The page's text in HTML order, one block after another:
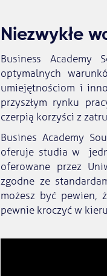
Niezwykłe
Business Academy
optymalnych
umiejętnościom i
przyszłym rynku
czerpią korzyści z
Busines Academy
oferuje studia w
oferowane przez
zgodne ze
możesz być pewien,
pewnie kroczyć w